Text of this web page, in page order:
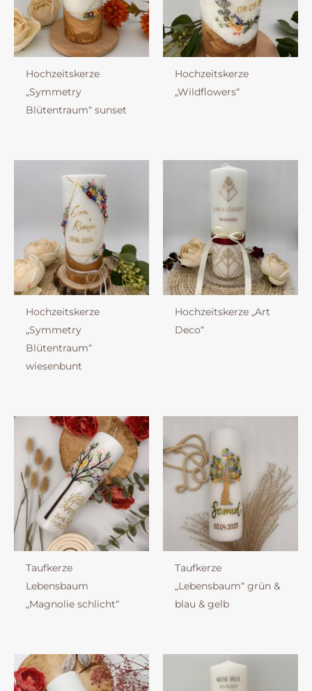
Hochzeitskerze
„Symmetry
Blütentraum“ sunset
Hochzeitskerze
„Wildflowers“
Hochzeitskerze
„Symmetry
Blütentraum“
wiesenbunt
Hochzeitskerze „Art
Deco“
Taufkerze
Lebensbaum
„Magnolie schlicht“
Taufkerze
„Lebensbaum“ grün &
blau & gelb